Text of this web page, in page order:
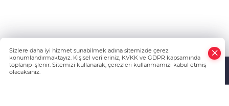
Sizlere daha iyi hizmet sunabilmek adına sitemizde çerez
konumlandırmaktayız. Kişisel verileriniz, KVKK ve GDPR kapsamında
toplanıp işlenir. Sitemizi kullanarak, çerezleri kullanmamızı kabul etmiş
olacaksınız.